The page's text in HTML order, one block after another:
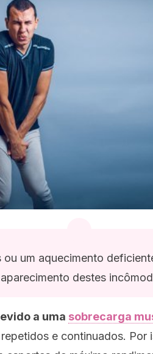
ou um aquecimento
aparecimento destes
a uma sobrecarga
e continuados. Por